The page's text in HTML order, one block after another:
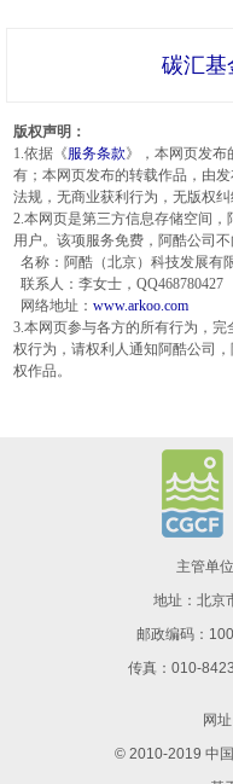
碳汇基
版权声明：
1.依据《服务条款》，本网页发布
有；本网页发布的转载作品，由
法规，无商业获利行为，无版权纠
2.本网页是第三方信息存储空间
用户。该项服务免费，阿酷公司不
名称：阿酷（北京）科技发展有
联系人：李女士，QQ468780427
网络地址： www.arkoo.com
3.本网页参与各方的所有行为，完
权行为，请权利人通知阿酷公司
权作品。
主管单
地址：北京
邮政编码：
传真：010-
网址
© 2010-2019 中